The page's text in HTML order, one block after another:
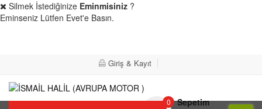
Silmek İstediğinize Eminmisiniz ?
Eminseniz Lütfen Evet'e Basın.
Giriş & Kayıt
0 Sepetim